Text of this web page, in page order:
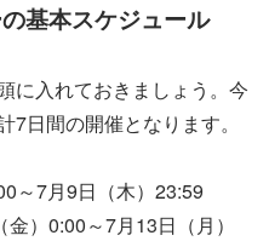
基本スケジュール
に入れておきましょう。今
日間の開催となります。
～7月9日（木）23:59
金）0:00～7月13日（月）